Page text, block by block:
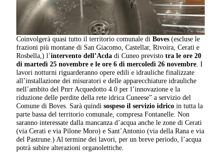
Coinvolgerà quasi tutto il territorio comunale diBoves (escluse le
frazioni più montane di San Giacomo, Castellar, Rivoira, Cerati e
Rosbella,) l’intervento dell’Acda di Cuneo previstotra le ore 20
di martedì 25 novembre e le ore 6 di mercoledì 26 novembre . I
lavori notturni riguarderanno opere edili e idrauliche finalizzate
all’installazione dei misuratori e delle apparecchiature idrauliche
nell’ambito del Pnrr Acquedotto 4.0 per l’innovazione e la
riduzione delle perdite della rete idrica Cuneese” a servizio del
Comune di Boves. Sarà quindisospeso il servizio idrico in tutta la
parte bassa del territorio comunale, compresa Fontanelle. Non
saranno interessate dalla mancanza d’acqua anche le zone di Cerati
(via Cerati e via Pilone Moro) e Sant’Antonio (via della Rana e via
del Pastrune.) Al termine dei lavori, per un breve periodo, l’acqua
potrà subire alterazioni organolettiche.